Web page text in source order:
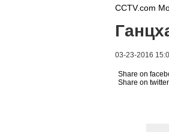
CCTV.com
03-23-2016
Share on
Share on twitter